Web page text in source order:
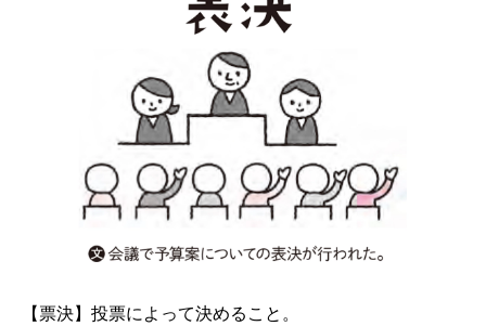
【票決】投票によって決めること。